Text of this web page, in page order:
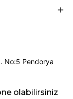
No:5 Pendorya
olabilirsiniz